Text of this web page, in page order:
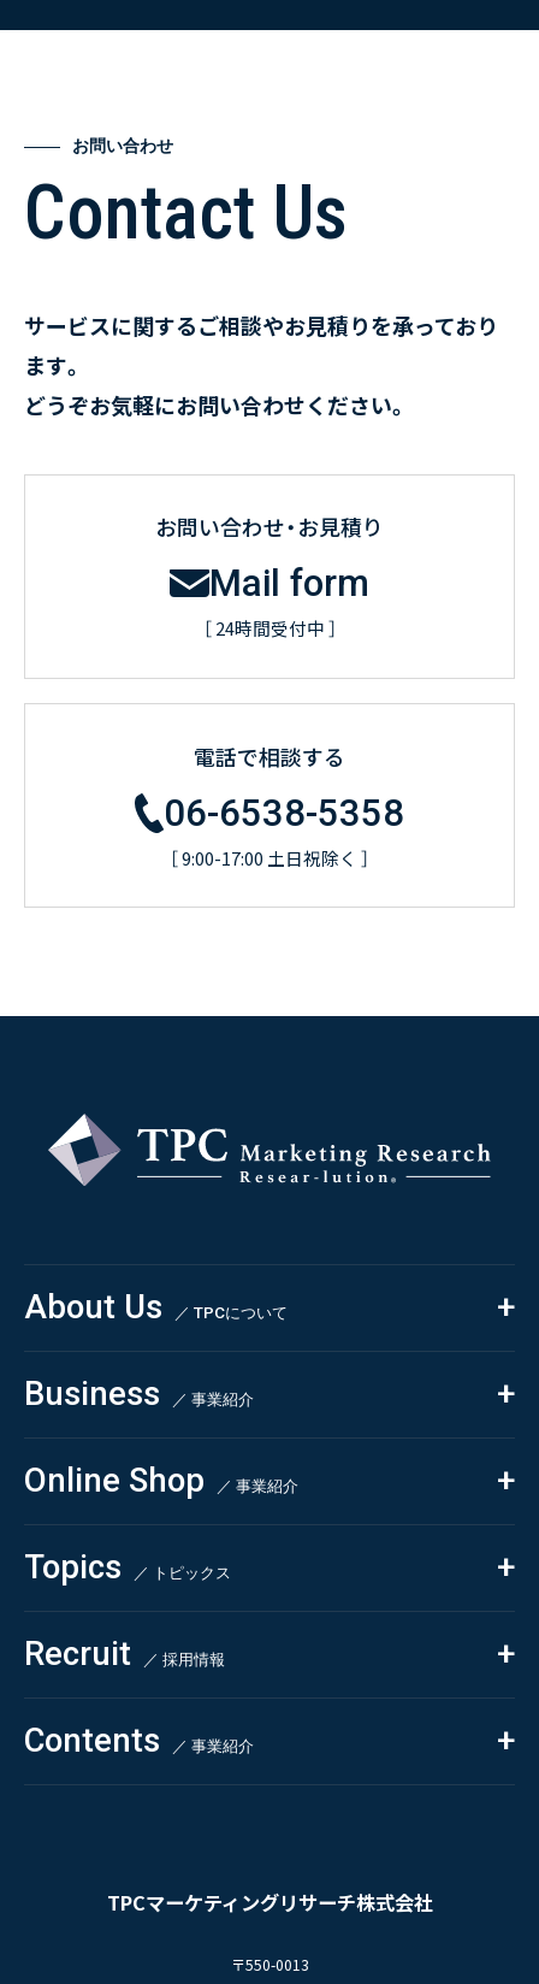
お問い合わせ
Contact Us
サービスに関するご相談やお見積りを承っており
ます。
どうぞお気軽にお問い合わせください。
お問い合わせ・お見積り
Mail form
［ 24時間受付中 ］
電話で相談する
06-6538-5358
［ 9:00-17:00 土日祝除く ］
TPCマーケティングリサーチ株式会社
〒550-0013
About Us ／ TPCについて
私たちの強み
会社概要・沿革
CSR
Business ／ 事業紹介
コンサルティング
依頼・受託調査
- 市場調査
- 競合調査
- アンケート調査
- クイックリサーチ
自主企画調査
Online Shop ／ 事業紹介
Beauty & Cosmetics
Health & Food
Pharmaceuticals & Medical
Chemical & Life Sciences
Topics ／ トピックス
ALL
お知らせ
新刊情報
掲載情報
Recruit ／ 採用情報
採用TOP
- 求める人物像
Contents ／ 事業紹介
お問い合わせ
プライバシーポリシー